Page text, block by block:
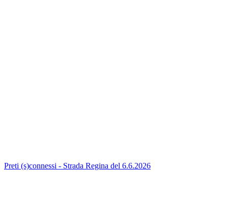
Preti (s)connessi - Strada Regina del 6.6.2026